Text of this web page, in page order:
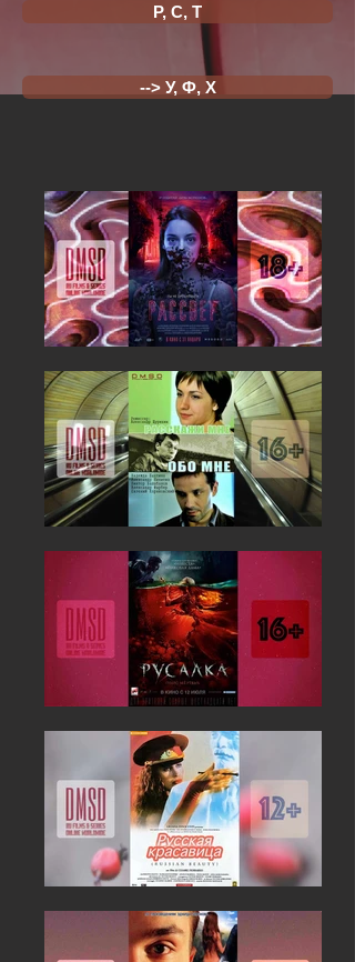
Р, С, Т
--> У, Ф, Х